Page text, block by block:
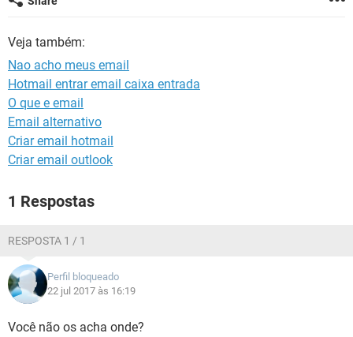
GUIA DE COMPRAS
Veja também:
Nao acho meus email
Hotmail entrar email caixa entrada
O que e email
Email alternativo
Criar email hotmail
Criar email outlook
1 Respostas
RESPOSTA 1 / 1
Perfil bloqueado
22 jul 2017 às 16:19
Você não os acha onde?